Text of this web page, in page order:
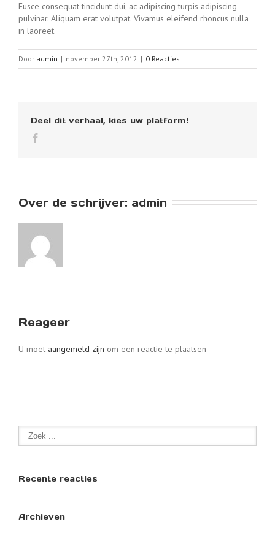
Fusce consequat tincidunt dui, ac adipiscing turpis adipiscing
pulvinar. Aliquam erat volutpat. Vivamus eleifend rhoncus nulla
in laoreet.
Door admin | november 27th, 2012 | 0 Reacties
Deel dit verhaal, kies uw platform!
Over de schrijver: admin
Reageer
U moet aangemeld zijn om een reactie te plaatsen
Recente reacties
Archieven